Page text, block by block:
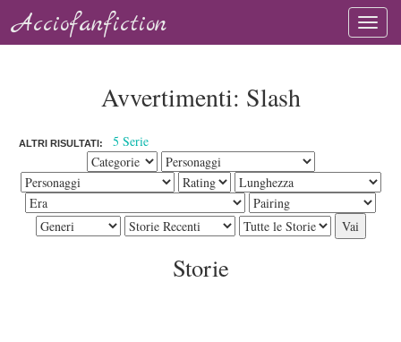
Acciofanfiction
Avvertimenti: Slash
ALTRI RISULTATI: 5 Serie
Storie